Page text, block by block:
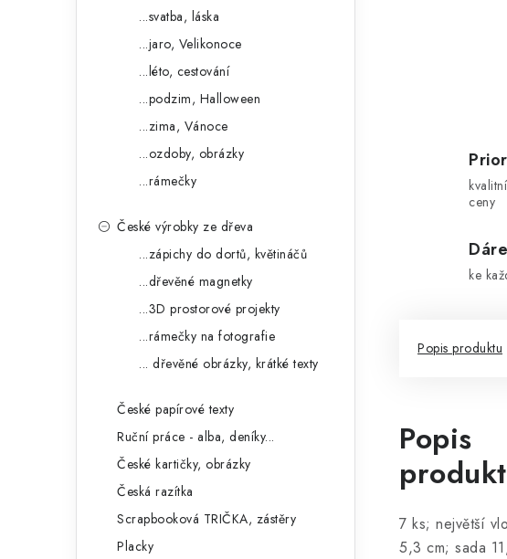
...svatba, láska
...jaro, Velikonoce
...léto, cestování
...podzim, Halloween
...zima, Vánoce
...ozdoby, obrázky
...rámečky
České výrobky ze dřeva
...zápichy do dortů, květináčů
...dřevěné magnetky
...3D prostorové projekty
...rámečky na fotografie
... dřevěné obrázky, krátké texty
České papírové texty
Ruční práce - alba, deníky...
České kartičky, obrázky
Česká razítka
Scrapbooková TRIČKA, zástěry
Placky
ceny
ke
Popis produktu
Popis
7 ks; největší
5,3 cm; sada